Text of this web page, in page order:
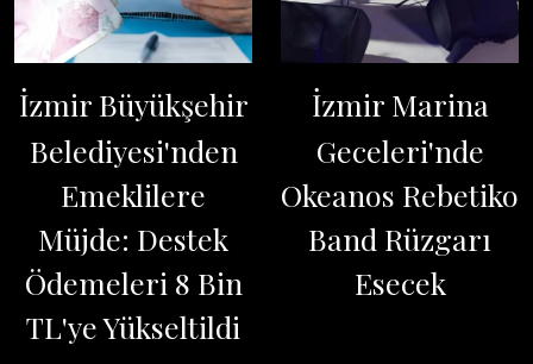
İzmir Büyükşehir
Belediyesi'nden
Emeklilere
Müjde: Destek
Ödemeleri 8 Bin
TL'ye Yükseltildi
İzmir Marina
Geceleri'nde
Okeanos Rebetiko
Band Rüzgarı
Esecek